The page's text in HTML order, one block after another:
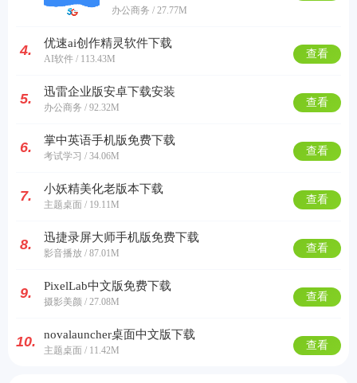
办公商务 / 27.77M
4. 优速ai创作精灵软件下载
AI软件 / 113.43M 查看
5. 迅雷企业版安卓下载安装
办公商务 / 92.32M 查看
6. 掌中英语手机版免费下载
考试学习 / 34.06M 查看
7. 小妖精美化老版本下载
主题桌面 / 19.11M 查看
8. 迅捷录屏大师手机版免费下载
影音播放 / 87.01M 查看
9. PixelLab中文版免费下载
摄影美颜 / 27.08M 查看
10. novalauncher桌面中文版下载
主题桌面 / 11.42M 查看